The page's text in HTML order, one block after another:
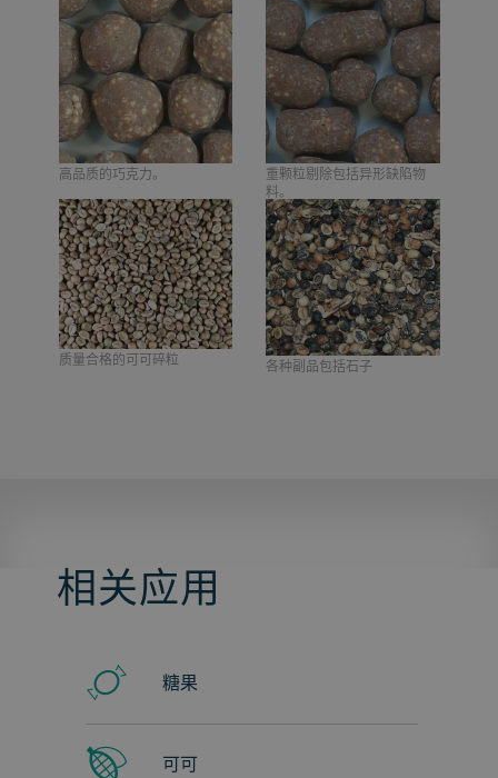
高品质的巧克力。
重颗粒剔除包括异形缺陷物
料。
质量合格的可可碎粒 各种副品包括石子
水果软糖的成品质量
重颗粒剔除包括异形缺陷物
料，例如电线、塑料、玻璃等
异物。
相关应用
糖果
可可